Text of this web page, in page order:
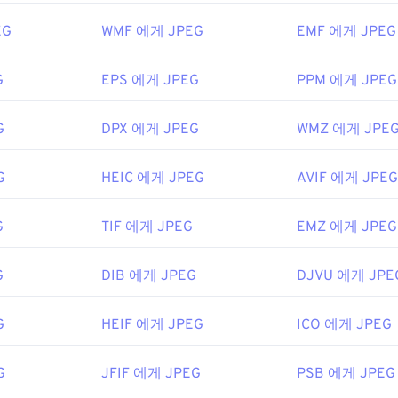
jpg-jpeg-파일-4139913
WMF 에게 JPEG EMF 에게 JPEG
EPS 에게 JPEG PPM 에게 JPEG
DPX 에게 JPEG WMZ 에게
HEIC 에게 JPEG AVIF 에게 JPEG
TIF 에게 JPEG EMZ 에게 JPEG
DIB 에게 JPEG DJVU 에게
HEIF 에게 JPEG ICO 에게 JPEG
JFIF 에게 JPEG PSB 에게 JPEG